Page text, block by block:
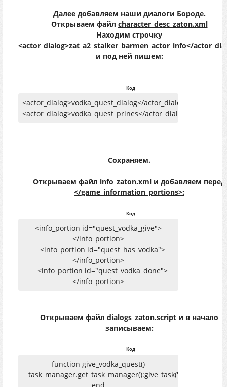
</phrase>
</phrase_list>
</dialog>
<dialog id="vodka_quest_prines">
<precondition>dialogs_zaton.is_has_vodka_borode</
<phrase_list>
<phrase id="1">
<text>Спасибо что принёс! Выручил!
<phrase id="0">
<action>dialogs_zaton.transfer_vodka_to_boroda</
<next>1</next>
</dialog>
Далее добавляем наши диалоги Бороде.
Открываем файл character_desc_zaton.xml
Находим строчку
<actor_dialog>zat_a2_stalker_barmen_actor_info</
и под ней пишем:
Код
<actor_dialog>vodka_quest_dialog</actor_dialog>
<actor_dialog>vodka_quest_prines</actor_dialog>
Сохраняем.
Открываем файл info_zaton.xml и добавляем перед
</game_information_portions>:
Код
<info_portion id="quest_vodka_give">
</info_portion>
<info_portion id="quest_has_vodka">
</info_portion>
<info_portion id="quest_vodka_done">
</info_portion>
Открываем файл dialogs_zaton.script и в начало
записываем:
Код
function give_vodka_quest()